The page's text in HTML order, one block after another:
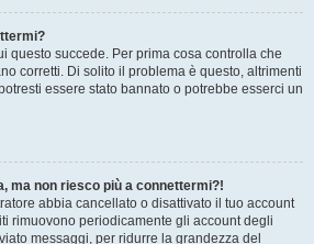
questo succede. Per prima cosa controlla che
corretti. Di solito il problema è questo, altrimenti
essere stato bannato o potrebbe esserci un
ma non riesco più a connettermi?!
abbia cancellato o disattivato il tuo account
rimuovono periodicamente gli account degli
messaggi, per ridurre la grandezza del